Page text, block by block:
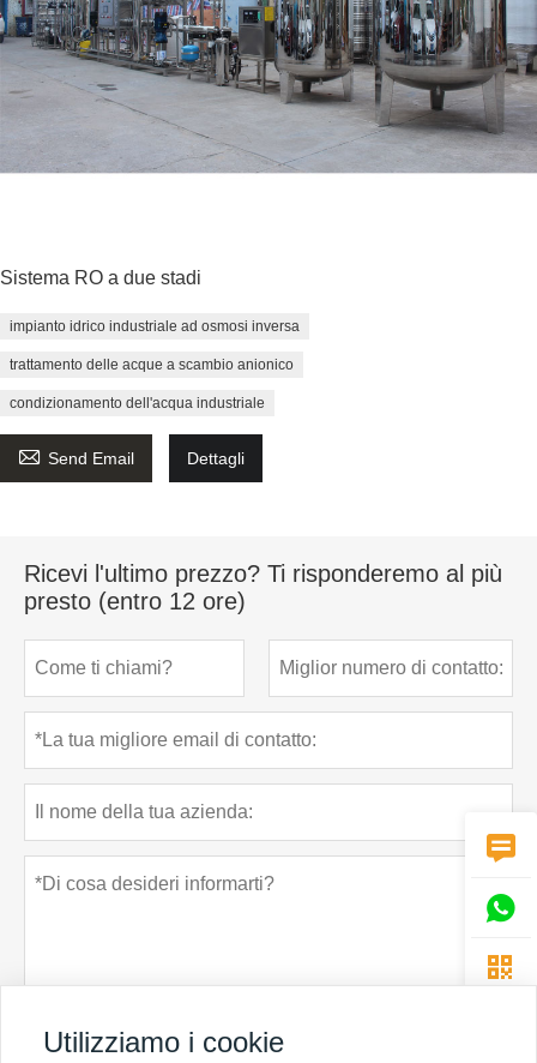
Sistema RO a due stadi
impianto idrico industriale ad osmosi inversa
trattamento delle acque a scambio anionico
condizionamento dell'acqua industriale
 Send Email Dettagli
Ricevi l'ultimo prezzo? Ti risponderemo al più
presto (entro 12 ore)



Utilizziamo i cookie